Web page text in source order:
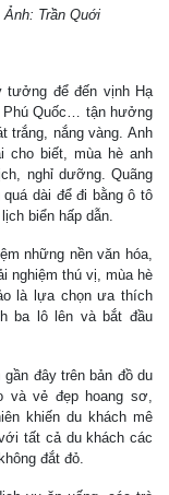
Trần Quới
tưởng để đến vịnh Hạ
Phú Quốc… tận hưởng
trắng, nắng vàng. Anh
cho biết, mùa hè anh
nghỉ dưỡng. Quãng
dài để đi bằng ô tô
biển hấp dẫn.
những nền văn hóa,
nghiệm thú vị, mùa hè
là lựa chọn ưa thích
ba lô lên và bắt đầu
đây trên bản đồ du
và vẻ đẹp hoang sơ,
khiến du khách mê
tất cả du khách các
đắt đỏ.